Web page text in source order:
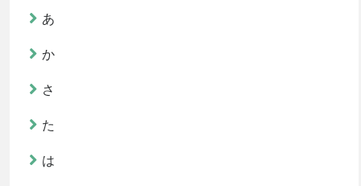
あ
か
さ
た
は